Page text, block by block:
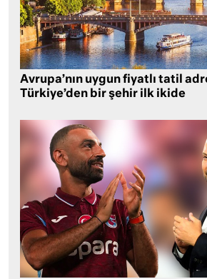
Avrupa’nın uygun fiyatlı tatil
Türkiye’den bir şehir ilk ikide